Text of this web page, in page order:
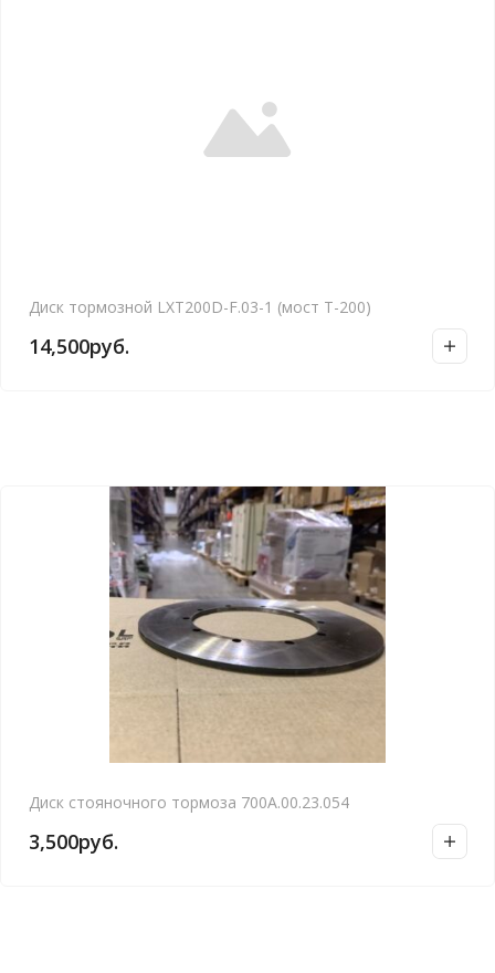
Диск тормозной LXT200D-F.03-1 (мост Т-200)
14,500руб.
Диск стояночного тормоза 700А.00.23.054
3,500руб.